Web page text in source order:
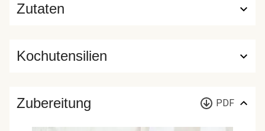
Zutaten
Kochutensilien
Zubereitung PDF